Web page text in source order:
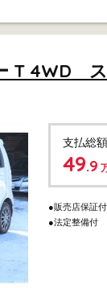
T 4WD ス
●販売店保証付
●法定整備付
支払総額
49.9